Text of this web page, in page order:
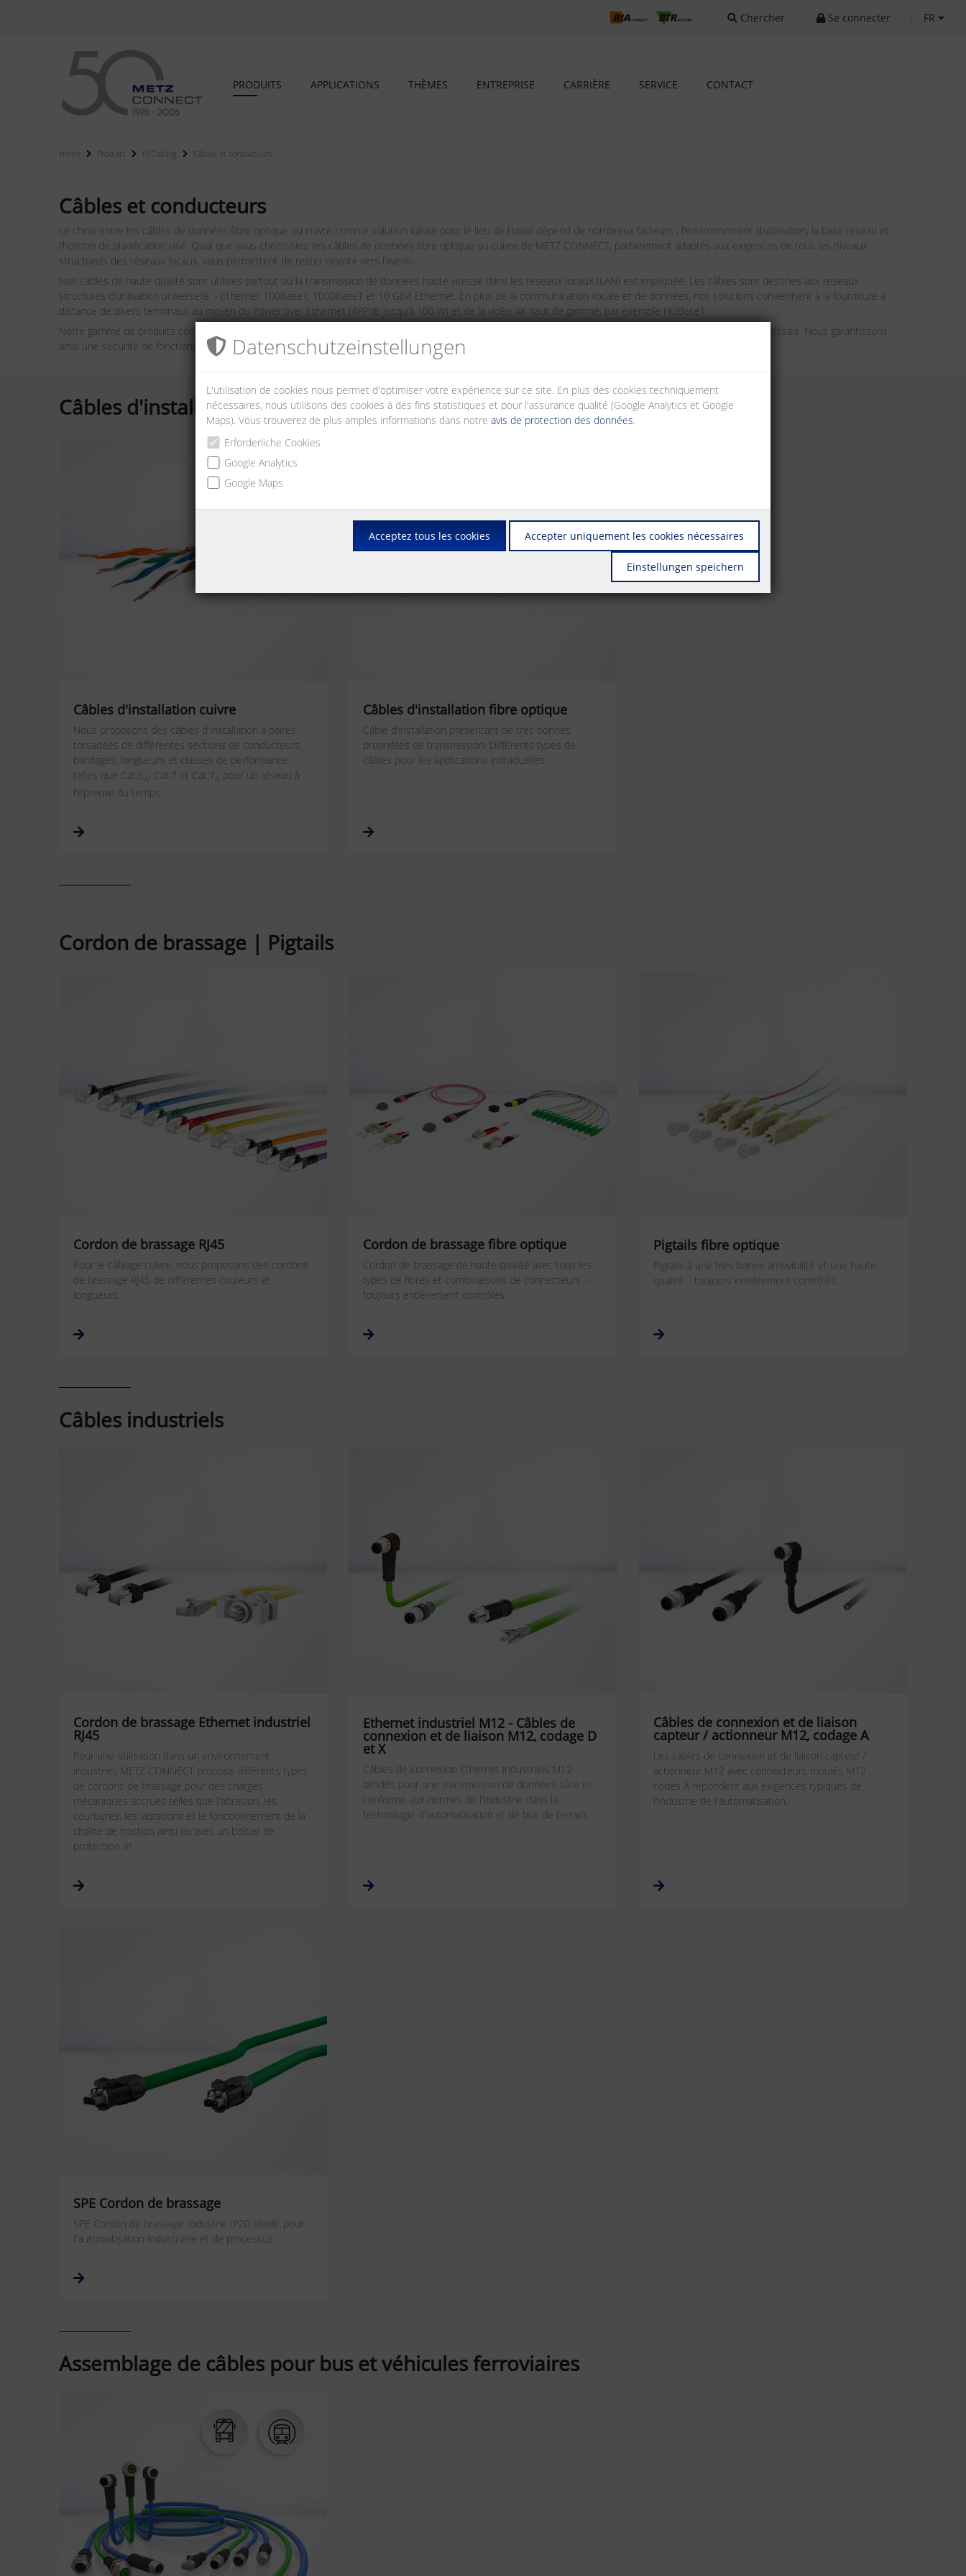
Chercher Se connecter FR
PRODUITS APPLICATIONS THÈMES ENTREPRISE CARRIÈRE SERVICE CONTACT
Home Produits P|Cabling Câbles et conducteurs
Câbles et conducteurs
Le choix entre les câbles de données fibre optique ou cuivre comme solution idéale pour le lieu de travail dépend de nombreux facteurs : l’environnement d’utilisation, la base réseau et
l’horizon de planification visé. Quoi que vous choisissiez, les câbles de données fibre optique ou cuivre de METZ CONNECT, parfaitement adaptés aux exigences de tous les niveaux
structurels des réseaux locaux, vous permettent de rester orienté vers l’avenir.
Nos câbles de haute qualité sont utilisés partout où la transmission de données haute vitesse dans les réseaux locaux (LAN) est impliquée. Les câbles sont destinés aux réseaux
structurés d’utilisation universelle – Ethernet 100BaseT, 1000BaseT et 10 GBit Ethernet. En plus de la communication vocale et de données, nos solutions conviennent à la fourniture à
distance de divers terminaux au moyen du Power over Ethernet (4PPoE jusqu’à 100 W) et de la vidéo 4K haut de gamme, par exemple HDBaseT.
Notre gamme de produits comprend des câbles d’installation et de connexion dont la compatibilité avec les composants de connexion courants a fait l’objet d’essais. Nous garantissons
ainsi une sécurité de fonctionnement maximale.
Câbles d'installation
Câbles d'installation cuivre
Nous proposons des câbles d'installation à paires
torsadées de différentes sections de conducteurs,
blindages, longueurs et classes de performance
telles que Cat.6A, Cat.7 et Cat.7A pour un réseau à
l'épreuve du temps.
Câbles d'installation fibre optique
Câble d’installation présentant de très bonnes
propriétés de transmission. Différents types de
câbles pour les applications individuelles.
Cordon de brassage | Pigtails
Cordon de brassage RJ45
Pour le câblage cuivre, nous proposons des cordons
de brassage RJ45 de différentes couleurs et
longueurs.
Cordon de brassage fibre optique
Cordon de brassage de haute qualité avec tous les
types de fibres et combinaisons de connecteurs –
toujours entièrement contrôlés.
Pigtails fibre optique
Pigtails à une très bonne amovibilité et une haute
qualité – toujours entièrement contrôlés.
Câbles industriels
Cordon de brassage Ethernet industriel
RJ45
Pour une utilisation dans un environnement
industriel, METZ CONNECT propose différents types
de cordons de brassage pour des charges
mécaniques accrues telles que l'abrasion, les
courbures, les vibrations et le fonctionnement de la
chaîne de traction ainsi qu'avec un boîtier de
protection IP.
Ethernet industriel M12 - Câbles de
connexion et de liaison M12, codage D
et X
Câbles de connexion Ethernet industriels M12
blindés pour une transmission de données sûre et
conforme aux normes de l'industrie dans la
technologie d'automatisation et de bus de terrain.
Câbles de connexion et de liaison
capteur / actionneur M12, codage A
Les câbles de connexion et de liaison capteur /
actionneur M12 avec connecteurs moulés M12
codés A répondent aux exigences typiques de
l'industrie de l'automatisation.
SPE Cordon de brassage
SPE Cordon de brassage Industrie IP20 blindé pour
l'automatisation industrielle et de processus.
Assemblage de câbles pour bus et véhicules ferroviaires
Datenschutz­einstellungen
L'utilisation de cookies nous permet d'optimiser votre expérience sur ce site. En plus des cookies techniquement
nécessaires, nous utilisons des cookies à des fins statistiques et pour l'assurance qualité (Google Analytics et Google
Maps). Vous trouverez de plus amples informations dans notre avis de protection des données.
Erforderliche Cookies
Google Analytics
Google Maps
Acceptez tous les cookies Accepter uniquement les cookies nécessaires
Einstellungen speichern